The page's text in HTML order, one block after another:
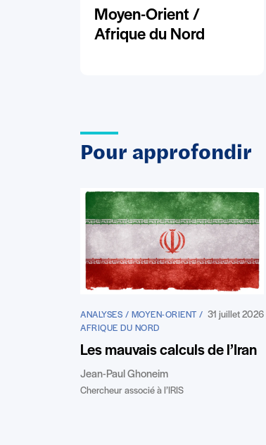
Moyen-Orient /
Afrique du Nord
Pour approfondir
ANALYSES / MOYEN-ORIENT /
AFRIQUE DU NORD
31 juillet 2026
Les mauvais calculs de l’Iran
Jean-Paul Ghoneim
Chercheur associé à l’IRIS